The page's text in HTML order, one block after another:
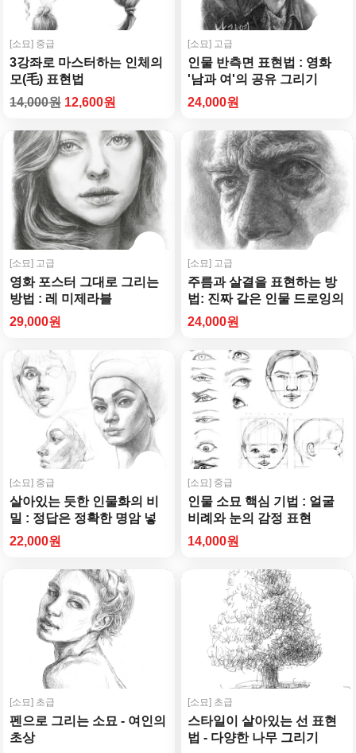
[소묘] 중급
3강좌로 마스터하는 인체의
모(毛) 표현법
14,000원 12,600원
[소묘] 고급
인물 반측면 표현법 : 영화
'남과 여'의 공유 그리기
24,000원
[소묘] 고급
영화 포스터 그대로 그리는
방법 : 레 미제라블
29,000원
[소묘] 고급
주름과 살결을 표현하는 방
법: 진짜 같은 인물 드로잉의
핵심
24,000원
[소묘] 중급
살아있는 듯한 인물화의 비
밀 : 정답은 정확한 명암 넣
기!
22,000원
[소묘] 중급
인물 소묘 핵심 기법 : 얼굴
비례와 눈의 감정 표현
14,000원
[소묘] 초급
펜으로 그리는 소묘 - 여인의
초상
[소묘] 초급
스타일이 살아있는 선 표현
법 - 다양한 나무 그리기